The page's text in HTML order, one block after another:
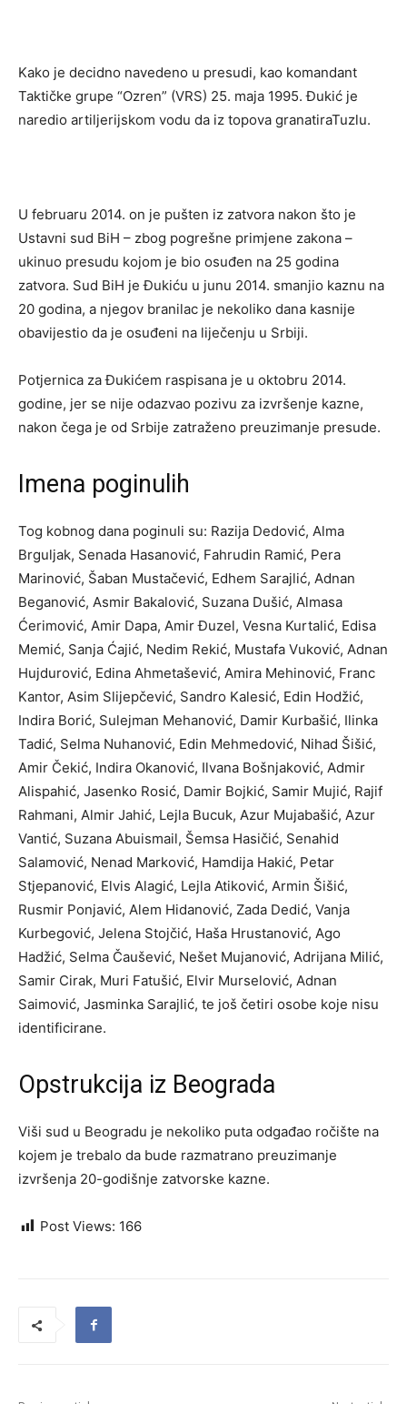
Kako je decidno navedeno u presudi, kao komandant
Taktičke grupe “Ozren” (VRS) 25. maja 1995. Đukić je
naredio artiljerijskom vodu da iz topova granatiraTuzlu.
U februaru 2014. on je pušten iz zatvora nakon što je
Ustavni sud BiH – zbog pogrešne primjene zakona –
ukinuo presudu kojom je bio osuđen na 25 godina
zatvora. Sud BiH je Đukiću u junu 2014. smanjio kaznu na
20 godina, a njegov branilac je nekoliko dana kasnije
obavijestio da je osuđeni na liječenju u Srbiji.
Potjernica za Đukićem raspisana je u oktobru 2014.
godine, jer se nije odazvao pozivu za izvršenje kazne,
nakon čega je od Srbije zatraženo preuzimanje presude.
Imena poginulih
Tog kobnog dana poginuli su: Razija Dedović, Alma
Brguljak, Senada Hasanović, Fahrudin Ramić, Pera
Marinović, Šaban Mustačević, Edhem Sarajlić, Adnan
Beganović, Asmir Bakalović, Suzana Dušić, Almasa
Ćerimović, Amir Dapa, Amir Đuzel, Vesna Kurtalić, Edisa
Memić, Sanja Ćajić, Nedim Rekić, Mustafa Vuković, Adnan
Hujdurović, Edina Ahmetašević, Amira Mehinović, Franc
Kantor, Asim Slijepčević, Sandro Kalesić, Edin Hodžić,
Indira Borić, Sulejman Mehanović, Damir Kurbašić, Ilinka
Tadić, Selma Nuhanović, Edin Mehmedović, Nihad Šišić,
Amir Čekić, Indira Okanović, Ilvana Bošnjaković, Admir
Alispahić, Jasenko Rosić, Damir Bojkić, Samir Mujić, Rajif
Rahmani, Almir Jahić, Lejla Bucuk, Azur Mujabašić, Azur
Vantić, Suzana Abuismail, Šemsa Hasičić, Senahid
Salamović, Nenad Marković, Hamdija Hakić, Petar
Stjepanović, Elvis Alagić, Lejla Atiković, Armin Šišić,
Rusmir Ponjavić, Alem Hidanović, Zada Dedić, Vanja
Kurbegović, Jelena Stojčić, Haša Hrustanović, Ago
Hadžić, Selma Čaušević, Nešet Mujanović, Adrijana Milić,
Samir Cirak, Muri Fatušić, Elvir Murselović, Adnan
Saimović, Jasminka Sarajlić, te još četiri osobe koje nisu
identificirane.
Opstrukcija iz Beograda
Viši sud u Beogradu je nekoliko puta odgađao ročište na
kojem je trebalo da bude razmatrano preuzimanje
izvršenja 20-godišnje zatvorske kazne.
Post Views: 166